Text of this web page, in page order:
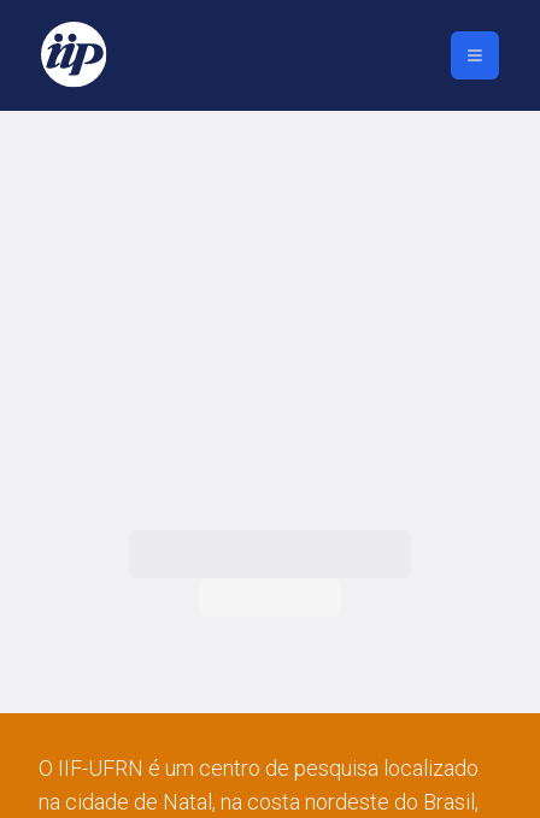
O IIF-UFRN é um centro de pesquisa localizado
na cidade de Natal, na costa nordeste do Brasil,